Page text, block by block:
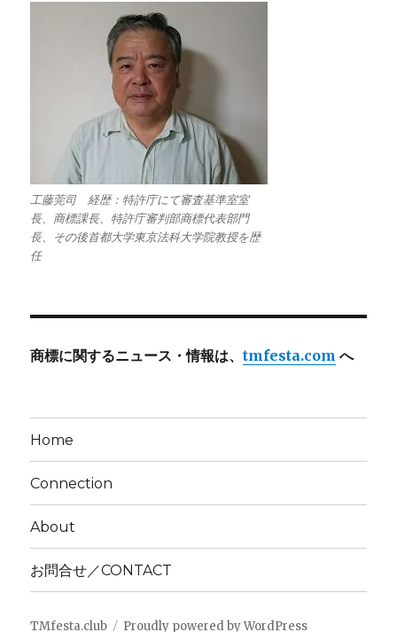
工藤莞司 経歴：特許庁にて審査基準室室
長、商標課長、特許庁審判部商標代表部門
長、その後首都大学東京法科大学院教授を歴
任
商標に関するニュース・情報は、tmfesta.com へ
Home
Connection
About
お問合せ／CONTACT
TMfesta.club Proudly powered by WordPress